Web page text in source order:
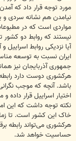
مورد توجه قرار داد که
نیامدن هم نشانه سردی و
مواردی است که در
نیستند که روابط دو کشور
آیا نزدیکی روابط اسراییل
ایران نسبت به توسعه
جمهوری آذربایجان نیز
هرکشوری دوست دارد
باشد. آنچه که موجب
اختیار اسراییل قرار داده
نکته توجه داشت که این
خاک این کشور است. تا
هرکشوری می‌تواند رابطه
حساسیت خواهد شد.